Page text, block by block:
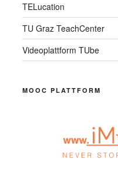
TELucation
TU Graz TeachCenter
Videoplattform TUbe
MOOC PLATTFORM